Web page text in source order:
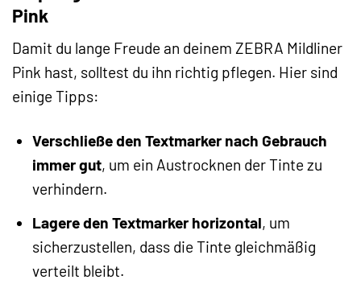
Pink
Damit du lange Freude an deinem ZEBRA Mildliner
Pink hast, solltest du ihn richtig pflegen. Hier sind
einige Tipps:
Verschließe den Textmarker nach Gebrauch
immer gut, um ein Austrocknen der Tinte zu
verhindern.
Lagere den Textmarker horizontal, um
sicherzustellen, dass die Tinte gleichmäßig
verteilt bleibt.